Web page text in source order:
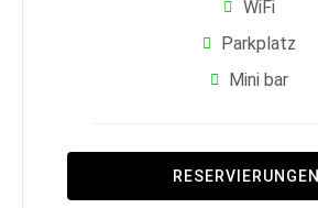
WiFi
Parkplatz
Mini bar
RESERVIERUNGEN